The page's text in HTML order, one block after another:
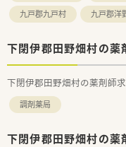
九戸郡九戸村
九戸郡洋
下閉伊郡田野畑村の薬
下閉伊郡田野畑村の薬剤師
調剤薬局
下閉伊郡田野畑村の薬